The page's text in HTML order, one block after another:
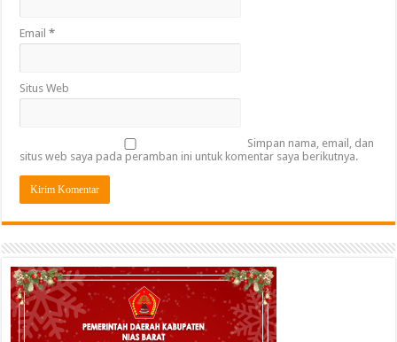
Email*
Situs Web
Simpan nama, email, dan
situs web saya pada peramban ini untuk komentar saya berikutnya.